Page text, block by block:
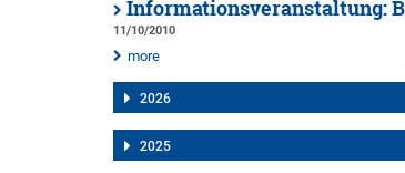
Informationsveranstaltung:
11/10/2010
more
2026
2025